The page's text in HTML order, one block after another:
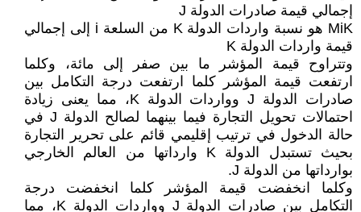
إجمالي قيمة صادرات الدولة J
MiK هو نسبة واردات الدولة K من السلعة i إلى إجمالي
قيمة واردات الدولة K
وتتراوح قيمة المؤشر ما بين صفر إلى مائة، وكلما
ارتفعت قيمة المؤشر كلما ارتفعت درجة التكامل بين
صادرات الدولة J وواردات الدولة K، مما يعنى زيادة
احتمالات تحويل التجارة فيما بينهما لصالح الدولة J في
حالة الدخول في ترتيب إقليمي قائم على تحرير التجارة
بحيث تستبدل الدولة K وارداتها من العالم الخارجي
بوارداتها من الدولة J.
وكلما انخفضت قيمة المؤشر كلما انخفضت درجة
التكامل بين صادرات الدولة J وواردات الدولة K، مما